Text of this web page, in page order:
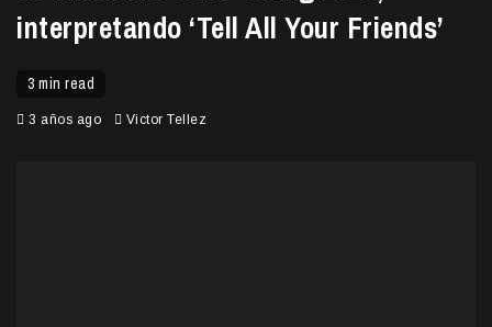
interpretando ‘Tell All Your Friends’
3 min read
3 años ago Victor Tellez